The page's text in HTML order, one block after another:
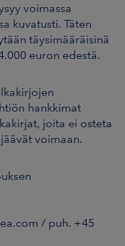
voimassa
kuvatusti. Täten
täysimääräisinä
euron edestä.
hankkimat
joita ei osteta
voimaan.
/ puh. +45